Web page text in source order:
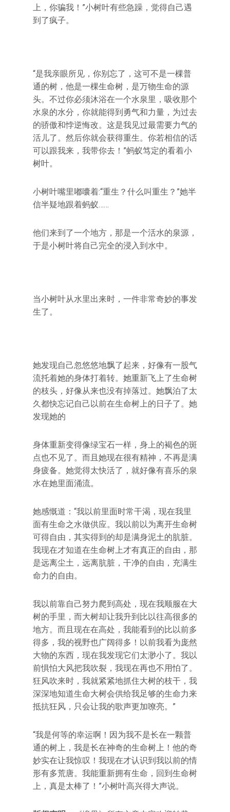
上，你骗我！”小树叶有些急躁，觉得自己遇
到了疯子。
“是我亲眼所见，你别忘了，这可不是一棵普
通的树，他是一棵生命树，是万物生命的源
头。不过你必须沐浴在一个水泉里，吸收那个
水泉的水分，你就能得到勇气和力量，为过去
的骄傲和悖逆悔改。这是我见过最需要力气的
活儿了。然后你就会获得重生。你若相信的话
可以跟我来，我带你去！”蚂蚁笃定的看着小
树叶。
小树叶嘴里嘟囔着:“重生？什么叫重生？”她半
信半疑地跟着蚂蚁……
他们来到了一个地方，那是一个活水的泉源，
于是小树叶将自己完全的浸入到水中。
当小树叶从水里出来时，一件非常奇妙的事发
生了。
她发现自己忽悠悠地飘了起来，好像有一股气
流托着她的身体打着转。她重新飞上了生命树
的枝头，好像从来也没有掉落过。她飘泊了太
久都快忘记自己以前在生命树上的日子了。她
发现她的
身体重新变得像绿宝石一样，身上的褐色的斑
点也不见了。而且她现在很有精神，不再是满
身疲备。她觉得太快活了，就好像有喜乐的泉
水在她里面涌流。
她感慨道：“我以前里面时常干渴，现在我里
面有生命之水做供应。我以前以为离开生命树
可得自由，其实得到的却是满身泥土的肮脏。
我现在才知道在生命树上才有真正的自由，那
是远离尘土，远离肮脏，干净的自由，充满生
命力的自由。
我以前靠自己努力爬到高处，现在我顺服在大
树的手里，而大树却让我升到比以往高很多的
地方。而且现在在高处，我能看到的比以前多
得多，我的视野也广阔得多！以前我看为庞然
大物的东西，现在我发现它们太渺小了。我以
前惧怕大风把我吹裂，我现在再也不用怕了。
狂风吹来时，我就紧紧地抓住大树的枝干，我
深深地知道生命大树会供给我足够的生命力来
抵抗狂风，只会让我的歌声更加嘹亮。”
“我是何等的幸运啊！因为我不是长在一颗普
通的树上，我是长在神奇的生命树上！他的奇
妙实在让我惊叹！我现在才认识到我以前的情
形有多荒唐。我能重新拥有生命，回到生命树
上，真是太棒了！”小树叶高兴得大声说。